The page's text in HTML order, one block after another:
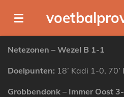
direct
naar
de
Netezonen – Wezel B 1-1
Doelpunten: 18’ Kadi 1-0,
Grobbendonk – Immer Oost